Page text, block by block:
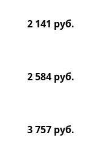
2 141 руб.
2 584 руб.
3 757 руб.